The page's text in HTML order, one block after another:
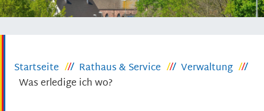
Startseite Rathaus & Service
Verwaltung
Was erledige ich wo?